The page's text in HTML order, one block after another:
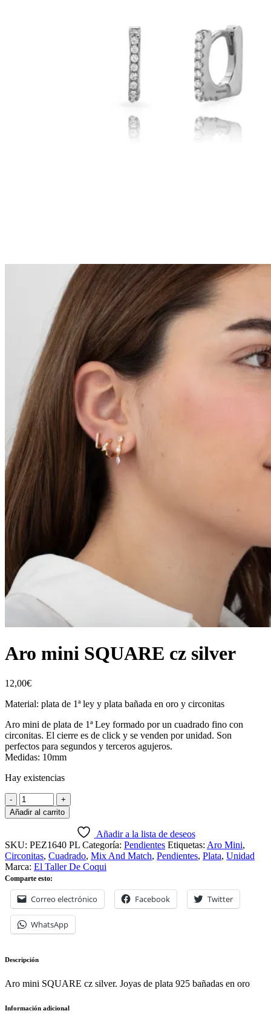
Aro mini SQUARE cz silver
12,00€
Material: plata de 1ª ley y plata bañada en oro y circonitas
Aro mini de plata de 1ª Ley formado por un cuadrado fino con
circonitas. El cierre es de click y se venden por unidad. Son
perfectos para segundos y terceros agujeros.
Medidas: 10mm
Hay existencias
Añadir al carrito
Añadir a la lista de deseos
SKU: PEZ1640 PL Categoría: Pendientes Etiquetas: Aro Mini,
Circonitas, Cuadrado, Mix And Match, Pendientes, Plata, Unidad
Marca: El Taller De Coqui
Comparte esto:
Correo electrónico Facebook Twitter
WhatsApp
Descripción
Aro mini SQUARE cz silver. Joyas de plata 925 bañadas en oro
Información adicional